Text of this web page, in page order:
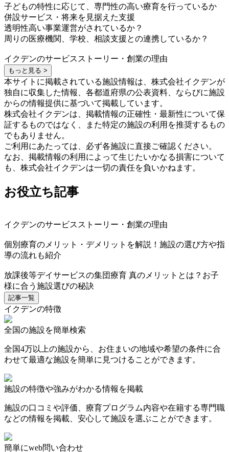
子どもの特性に応じて、専門性の高い療育を行っているか
併設サービス・将来を見据えた支援
透明性高い事業運営がされているか？
周りの医療機関、学校、相談支援との連携しているか？
イクデンのサービスストーリー・創業の理由
もっと見る >
本サイトに掲載されている施設情報は、株式会社イクデンが
独自に収集した情報、各都道府県の公表資料、ならびに施設
からの情報提供に基づいて掲載しています。
株式会社イクデンは、掲載情報の正確性・最新性について保
証するものではなく、また特定の施設の利用を推奨するもの
でもありません。
ご利用にあたっては、必ず各施設に直接ご確認ください。
なお、掲載情報の利用によって生じたいかなる損害について
も、株式会社イクデンは一切の責任を負いかねます。
お役立ち記事
イクデンのサービスストーリー・創業の理由
個別療育のメリット・デメリットを解説！施設の選び方や指
導の流れも紹介
放課後等デイサービスの集団療育 真のメリットとは？お子
様に合う施設選びの秘訣
記事一覧
イクデンの特徴
全国の施設を簡単検索
全国4万以上の施設から、お住まいの地域や希望の条件に合
わせて最適な施設を簡単に見つけることができます。
施設の特徴や強みがわかる情報を掲載
施設の口コミや評価、療育プログラム内容や在籍する専門職
などの情報を掲載、安心して施設を選ぶことができます。
簡単にweb問い合わせ